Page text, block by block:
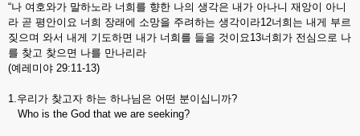
“나 여호와가 말하노라 너희를 향한 나의 생각은 내가 아나니 재앙이 아니
라 곧 평안이요 너희 장래에 소망을 주려하는 생각이라12너희는 내게 부르
짖으며 와서 내게 기도하면 내가 너희를 들을 것이요13너희가 전심으로 나
를 찾고 찾으면 나를 만나리라
(예레미야 29:11-13)
1.우리가 찾고자 하는 하나님은 어떤 분이십니까?
Who is the God that we are seeking?